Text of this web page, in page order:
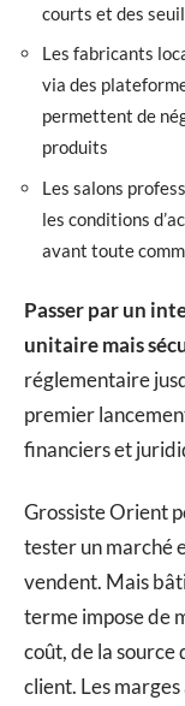
courts et des
Les fabricants
via des
permettent de
produits
Les salons
les conditions
avant toute
Passer par un
unitaire mais
réglementaire
premier
financiers et
Grossiste Orient
tester un marché
vendent. Mais
terme impose de
coût, de la source
client. Les